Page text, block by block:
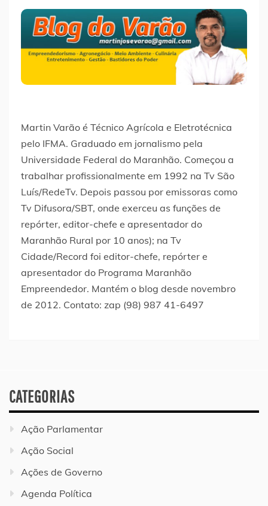
Martin Varão é Técnico Agrícola e Eletrotécnica
pelo IFMA. Graduado em jornalismo pela
Universidade Federal do Maranhão. Começou a
trabalhar profissionalmente em 1992 na Tv São
Luís/RedeTv. Depois passou por emissoras como
Tv Difusora/SBT, onde exerceu as funções de
repórter, editor-chefe e apresentador do
Maranhão Rural por 10 anos); na Tv
Cidade/Record foi editor-chefe, repórter e
apresentador do Programa Maranhão
Empreendedor. Mantém o blog desde novembro
de 2012. Contato: zap (98) 987 41-6497
CATEGORIAS
Ação Parlamentar
Ação Social
Ações de Governo
Agenda Política